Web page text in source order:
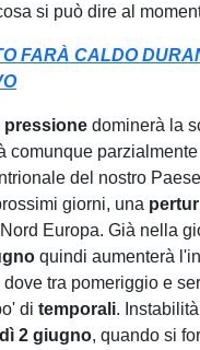
si può dire al
FARÀ CALDO
pressione dominerà la
comunque parzialmente
del nostro
giorni, una
Europa. Già nella
quindi aumenterà
tra pomeriggio e
di temporali.
2 giugno, quando si